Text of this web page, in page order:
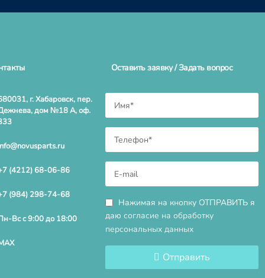
г. Хабаровск, пер.
дом №18 А, оф.
(4212) 68-06-86
(984) 298-74-68
Вс с 9:00 до 18:00
Оставить заявку / Задать вопрос
Нажимая на кнопку ОТПРАВИТЬ я
даю согласие на обработку
персональных данных
Отправить